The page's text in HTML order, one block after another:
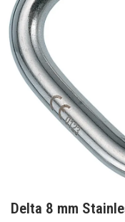
Delta 8 mm